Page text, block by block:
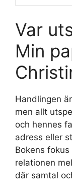
Var
Min
Handlingen
men allt
och hennes
adress eller
Bokens
relationen
där samtal